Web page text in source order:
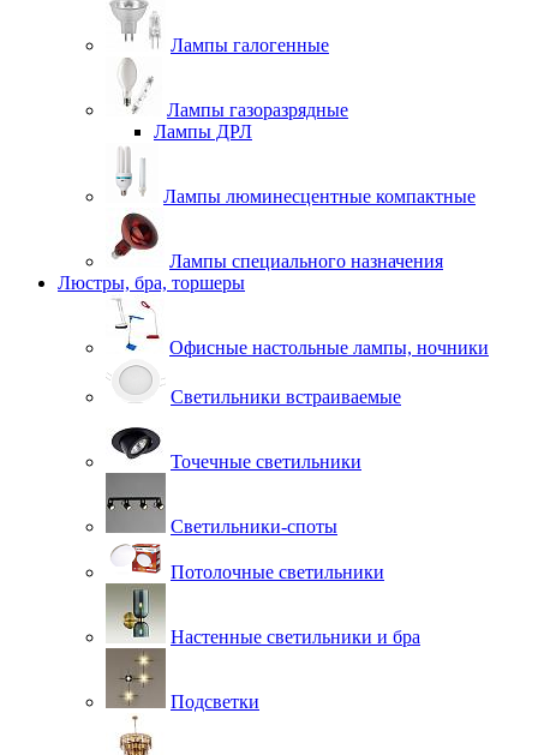
Лампы галогенные
Лампы газоразрядные
Лампы ДРЛ
Лампы люминесцентные компактные
Лампы специального назначения
Люстры, бра, торшеры
Офисные настольные лампы, ночники
Светильники встраиваемые
Точечные светильники
Светильники-споты
Потолочные светильники
Настенные светильники и бра
Подсветки